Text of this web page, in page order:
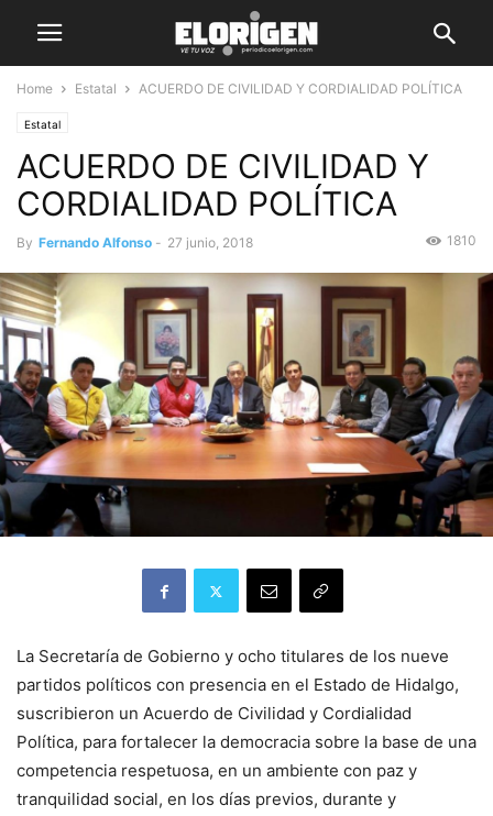
Home Estatal ACUERDO DE CIVILIDAD Y CORDIALIDAD POLÍTICA
Estatal
ACUERDO DE CIVILIDAD Y
CORDIALIDAD POLÍTICA
By Fernando Alfonso - 27 junio, 2018 1810
La Secretaría de Gobierno y ocho titulares de los nueve
partidos políticos con presencia en el Estado de Hidalgo,
suscribieron un Acuerdo de Civilidad y Cordialidad
Política, para fortalecer la democracia sobre la base de una
competencia respetuosa, en un ambiente con paz y
tranquilidad social, en los días previos, durante y